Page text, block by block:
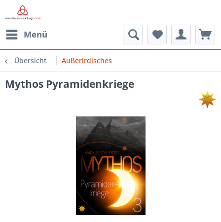
Menü
Übersicht Außerirdisches
Mythos Pyramidenkriege